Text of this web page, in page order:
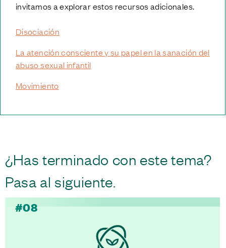
invitamos a explorar estos recursos adicionales.
Disociación
La atención consciente y su papel en la sanación del
abuso sexual infantil
Movimiento
¿Has terminado con este tema?
Pasa al siguiente.
#08